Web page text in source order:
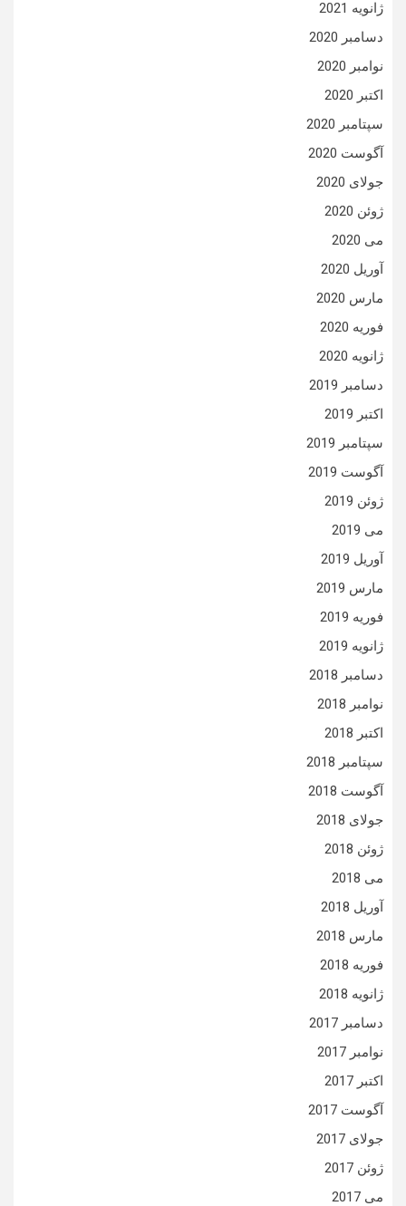
ژانویه 2021
دسامبر 2020
نوامبر 2020
اکتبر 2020
سپتامبر 2020
آگوست 2020
جولای 2020
ژوئن 2020
می 2020
آوریل 2020
مارس 2020
فوریه 2020
ژانویه 2020
دسامبر 2019
اکتبر 2019
سپتامبر 2019
آگوست 2019
ژوئن 2019
می 2019
آوریل 2019
مارس 2019
فوریه 2019
ژانویه 2019
دسامبر 2018
نوامبر 2018
اکتبر 2018
سپتامبر 2018
آگوست 2018
جولای 2018
ژوئن 2018
می 2018
آوریل 2018
مارس 2018
فوریه 2018
ژانویه 2018
دسامبر 2017
نوامبر 2017
اکتبر 2017
آگوست 2017
جولای 2017
ژوئن 2017
می 2017